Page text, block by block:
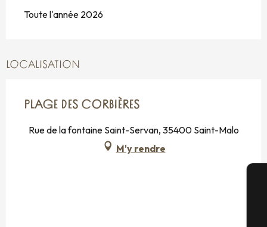
Toute l'année 2026
LOCALISATION
PLAGE DES CORBIÈRES
Rue de la fontaine Saint-Servan, 35400 Saint-Malo
M'y rendre